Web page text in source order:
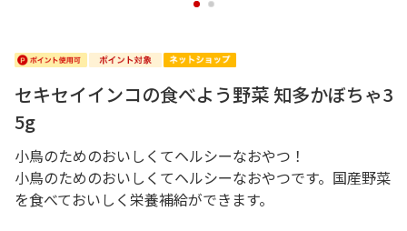
1 2
セキセイインコの食べよう野菜 知多かぼちゃ3
5g
小鳥のためのおいしくてヘルシーなおやつ！
小鳥のためのおいしくてヘルシーなおやつです。国産野菜
を食べておいしく栄養補給ができます。